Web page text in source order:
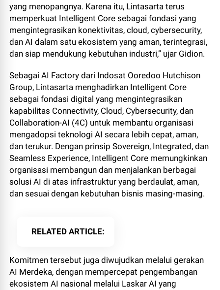
yang menopangnya. Karena itu, Lintasarta terus
memperkuat Intelligent Core sebagai fondasi yang
mengintegrasikan konektivitas, cloud, cybersecurity,
dan AI dalam satu ekosistem yang aman, terintegrasi,
dan siap mendukung kebutuhan industri,” ujar Gidion.
Sebagai AI Factory dari Indosat Ooredoo Hutchison
Group, Lintasarta menghadirkan Intelligent Core
sebagai fondasi digital yang mengintegrasikan
kapabilitas Connectivity, Cloud, Cybersecurity, dan
Collaboration-AI (4C) untuk membantu organisasi
mengadopsi teknologi AI secara lebih cepat, aman,
dan terukur. Dengan prinsip Sovereign, Integrated, dan
Seamless Experience, Intelligent Core memungkinkan
organisasi membangun dan menjalankan berbagai
solusi AI di atas infrastruktur yang berdaulat, aman,
dan sesuai dengan kebutuhan bisnis masing-masing.
RELATED ARTICLE
Komitmen tersebut juga diwujudkan melalui gerakan
AI Merdeka, dengan mempercepat pengembangan
ekosistem AI nasional melalui Laskar AI yang